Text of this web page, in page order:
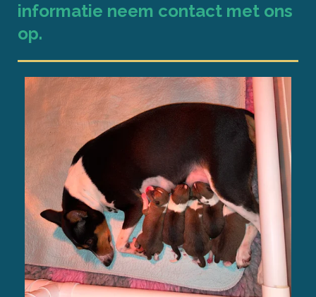
informatie neem contact met ons
op.